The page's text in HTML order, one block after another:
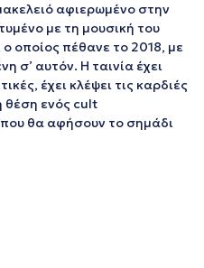
αφιερωμένο στην
με τη μουσική του
οποίος πέθανε το 2018, με
σ’ αυτόν. Η ταινία έχει
έχει κλέψει τις καρδιές
θέση ενός cult
θα αφήσουν το σημάδι